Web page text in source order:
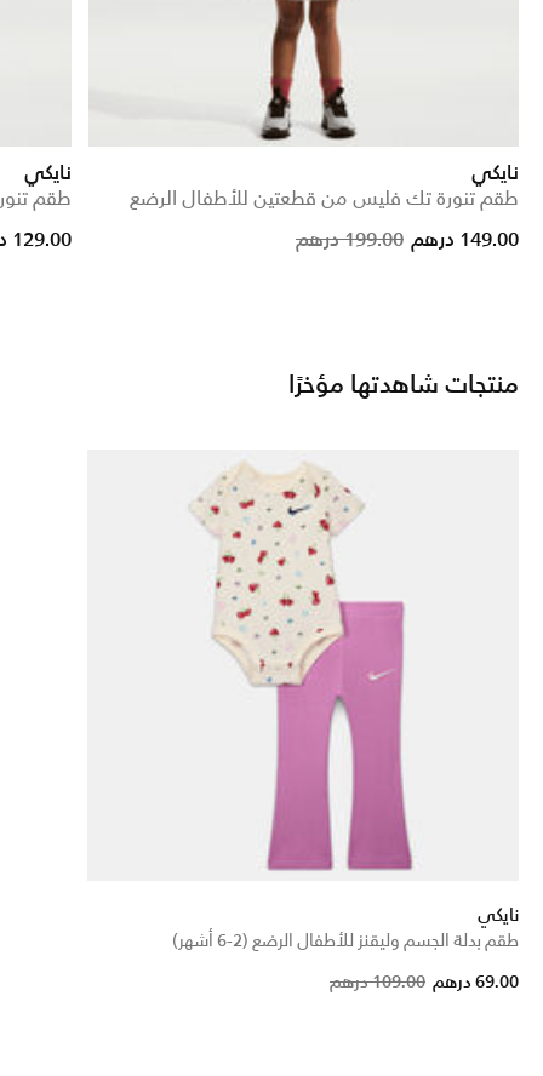
نايكي
طقم تنورة تك فليس من قطعتين للأطفال الرضع
Price reduced from
199.00 درهم to 149.00 درهم
نايكي
طقم
129.00 درهم
منتجات شاهدتها مؤخرًا
نايكي
طقم بدلة الجسم وليقنز للأطفال الرضع (2-6 أشهر)
Price reduced from
109.00 درهم
to 69.00 درهم